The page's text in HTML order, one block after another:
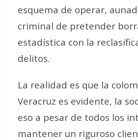
esquema de operar,
criminal de pretender
estadística con la
delitos.
La realidad es que la
Veracruz es evidente, la
eso a pesar de todos los
mantener un riguroso